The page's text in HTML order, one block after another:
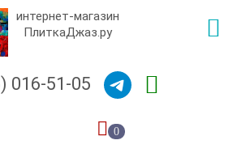
интернет-магазин
ПлиткаДжаз.ру
016-51-05
0